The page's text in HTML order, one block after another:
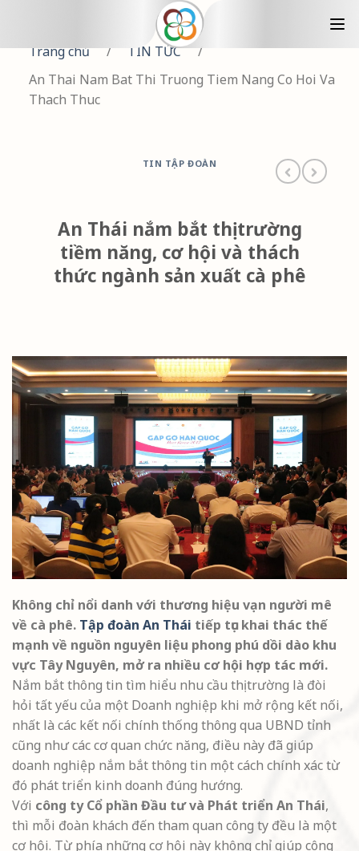
Trang chủ / TIN TỨC
/
An Thai Nam Bat Thi Truong Tiem Nang Co Hoi Va
Thach Thuc
TIN TẬP ĐOÀN
An Thái nắm bắt thị trường
tiềm năng, cơ hội và thách
thức ngành sản xuất cà phê
Không chỉ nổi danh với thương hiệu vạn người mê
về cà phê. Tập đoàn An Thái tiếp tục khai thác thế
mạnh về nguồn nguyên liệu phong phú dồi dào khu
vực Tây Nguyên, mở ra nhiều cơ hội hợp tác mới.
Nắm bắt thông tin tìm hiểu nhu cầu thị trường là đòi
hỏi tất yếu của một Doanh nghiệp khi mở rộng kết nối,
nhất là các kết nối chính thống thông qua UBND tỉnh
cũng như các cơ quan chức năng, điều này đã giúp
doanh nghiệp nắm bắt thông tin một cách chính xác từ
đó phát triển kinh doanh đúng hướng.
Với công ty Cổ phần Đầu tư và Phát triển An Thái,
thì mỗi đoàn khách đến tham quan công ty đều là một
cơ hội. Từ phía những cơ hội này không chỉ giúp công